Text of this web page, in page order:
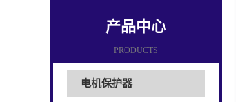
产品中心
PRODUCTS
电机保护器